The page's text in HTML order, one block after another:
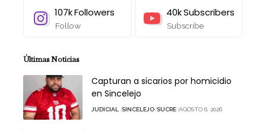
107kFollowers
Follow
40kSubscribers
Subscribe
Últimas Noticias
Capturan a sicarios por homicidio
en Sincelejo
JUDICIAL SINCELEJO SUCRE AGOSTO 6, 2026